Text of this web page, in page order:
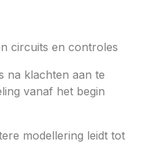
circuits en controles
na klachten aan te
vanaf het begin
modellering leidt tot